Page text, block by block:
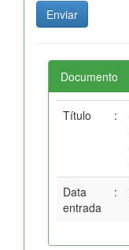
Documento
Título :
Data
entrada
: